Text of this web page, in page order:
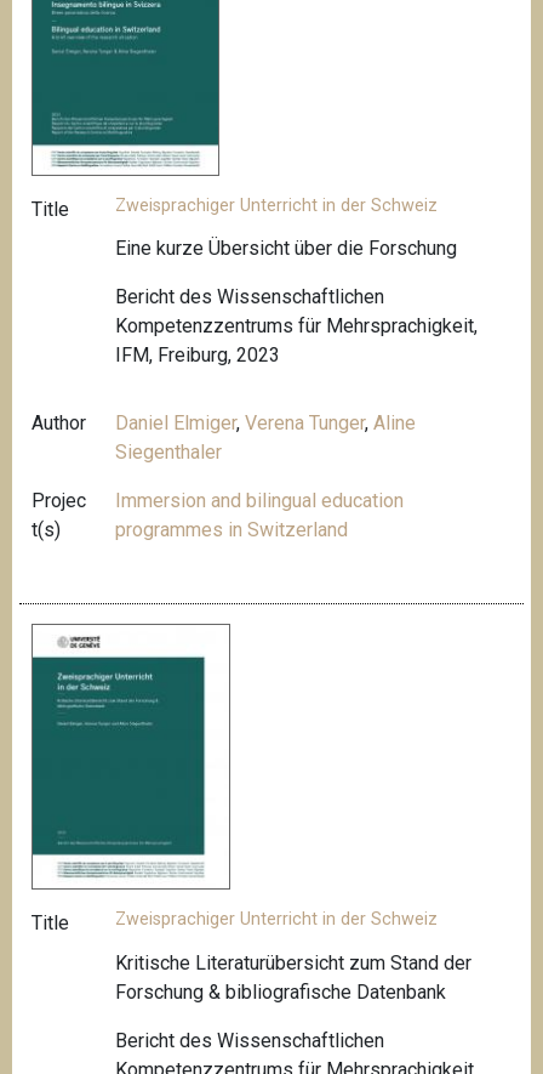
Title Zweisprachiger Unterricht in der Schweiz
Eine kurze Übersicht über die Forschung
Bericht des Wissenschaftlichen
Kompetenzzentrums für Mehrsprachigkeit,
IFM, Freiburg, 2023
Author Daniel Elmiger,Verena Tunger,Aline
Siegenthaler
Projec
t(s)
Immersion and bilingual education
programmes in Switzerland
Title Zweisprachiger Unterricht in der Schweiz
Kritische Literaturübersicht zum Stand der
Forschung & bibliografische Datenbank
Bericht des Wissenschaftlichen